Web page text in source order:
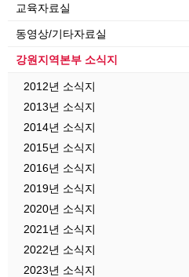
교육자료실
동영상/기타자료실
강원지역본부 소식지
2012년 소식지
2013년 소식지
2014년 소식지
2015년 소식지
2016년 소식지
2019년 소식지
2020년 소식지
2021년 소식지
2022년 소식지
2023년 소식지